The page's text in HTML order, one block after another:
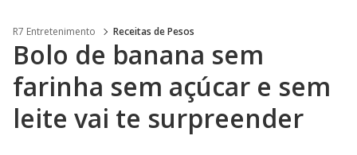
R7 Entretenimento Receitas de Pesos
Bolo de banana sem
farinha sem açúcar e sem
leite vai te surpreender